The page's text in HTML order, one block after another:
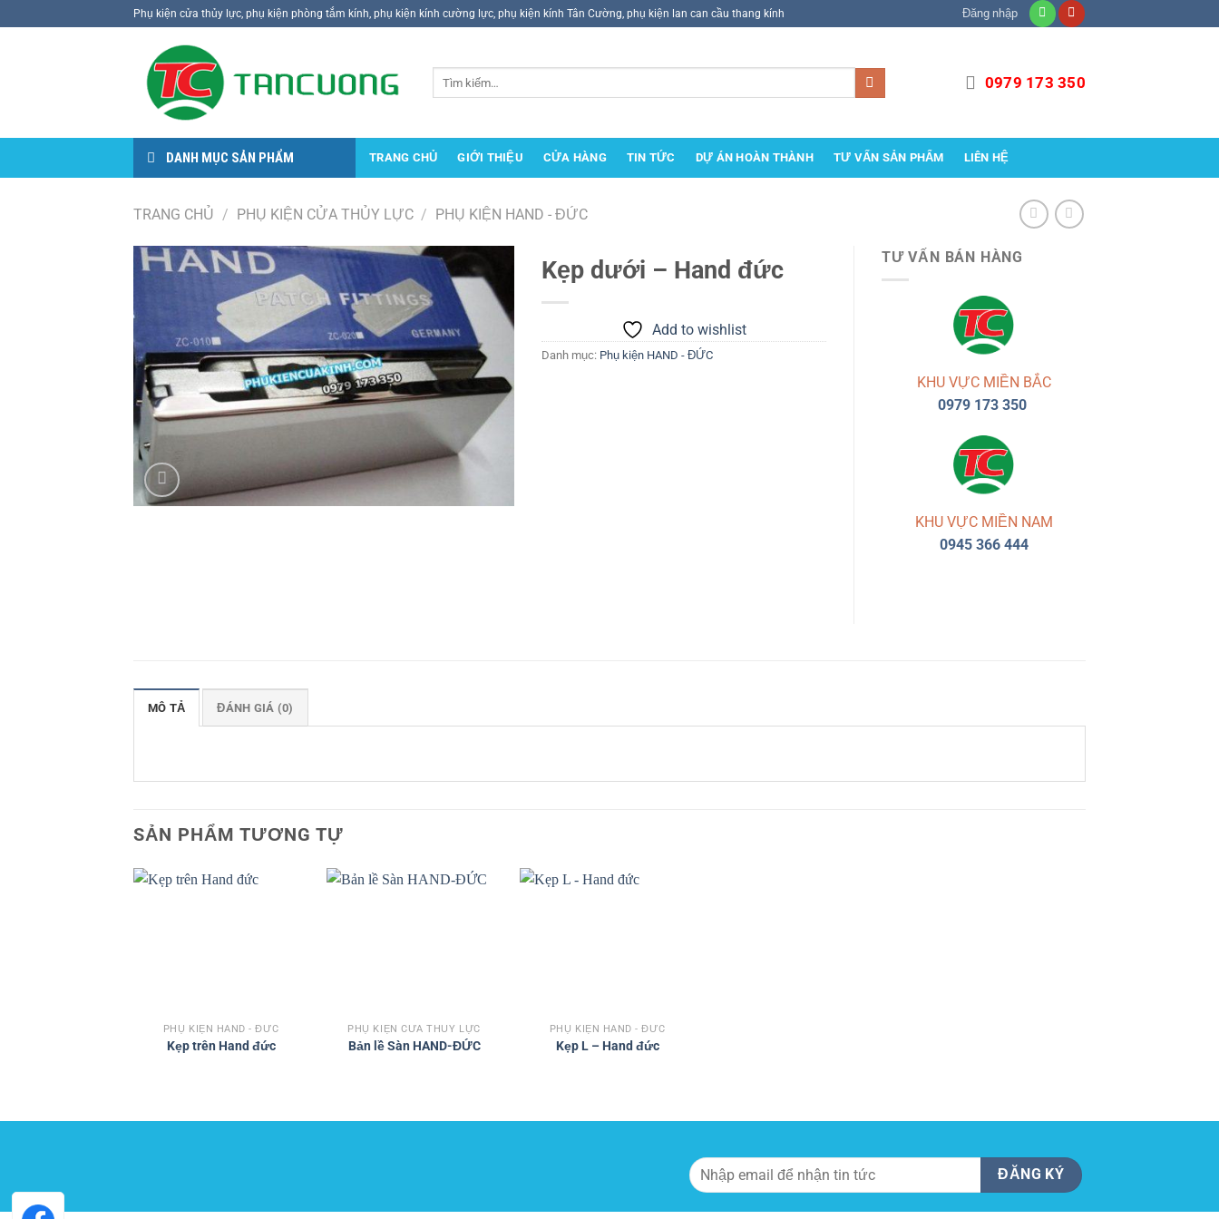
qua
Phụ kiện cửa thủy lực, phụ kiện phòng tắm kính, phụ kiện kính cường lực, phụ kiện kính Tân Cường, phụ kiện lan can cầu thang kính Đăng nhập
0979 173 350
DANH MỤC SẢN PHẨM TRANG CHỦ GIỚI THIỆU CỬA HÀNG TIN TỨC DỰ ÁN HOÀN THÀNH TƯ VẤN SẢN PHẨM LIÊN HỆ
TRANG CHỦ / PHỤ KIỆN CỬA THỦY LỰC / PHỤ KIỆN HAND - ĐỨC
Add to
wishlist
Kẹp dưới – Hand đức
Add to wishlist
Danh mục: Phụ kiện HAND - ĐỨC
TƯ VẤN BÁN HÀNG
KHU VỰC MIỀN BẮC
0979 173 350
KHU VỰC MIỀN NAM
0945 366 444
MÔ TẢ ĐÁNH GIÁ (0)
SẢN PHẨM TƯƠNG TỰ
PHỤ KIỆN HAND - ĐỨC
Kẹp trên Hand đức
PHỤ KIỆN CỬA THỦY LỰC
Bản lề Sàn HAND-ĐỨC
PHỤ KIỆN HAND - ĐỨC
Kẹp L – Hand đức